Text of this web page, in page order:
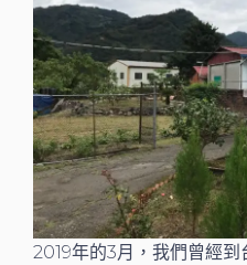
2019年的3月，我們曾經